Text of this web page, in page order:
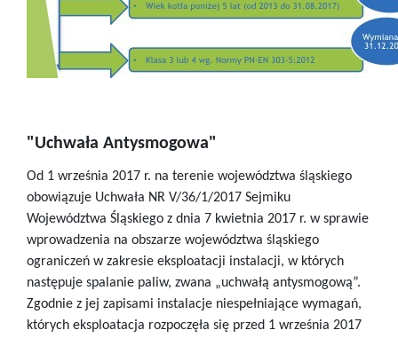
"Uchwała Antysmogowa"
Od 1 września 2017 r. na terenie województwa śląskiego
obowiązuje Uchwała NR V/36/1/2017 Sejmiku
Województwa Śląskiego z dnia 7 kwietnia 2017 r. w sprawie
wprowadzenia na obszarze województwa śląskiego
ograniczeń w zakresie eksploatacji instalacji, w których
następuje spalanie paliw, zwana „uchwałą antysmogową”.
Zgodnie z jej zapisami instalacje niespełniające wymagań,
których eksploatacja rozpoczęła się przed 1 września 2017